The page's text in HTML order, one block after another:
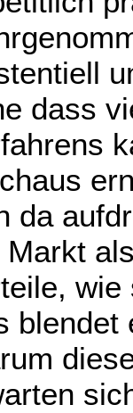
dass
da
Markt
blendet